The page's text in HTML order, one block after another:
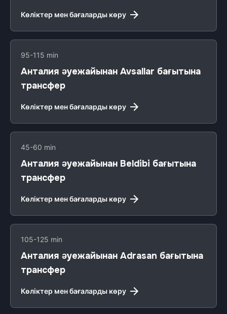
Көліктер мен бағаларды көру
95-115 min
Анталия әуежайынан Avsallar бағытына
трансфер
Көліктер мен бағаларды көру
45-60 min
Анталия әуежайынан Beldibi бағытына
трансфер
Көліктер мен бағаларды көру
105-125 min
Анталия әуежайынан Adrasan бағытына
трансфер
Көліктер мен бағаларды көру